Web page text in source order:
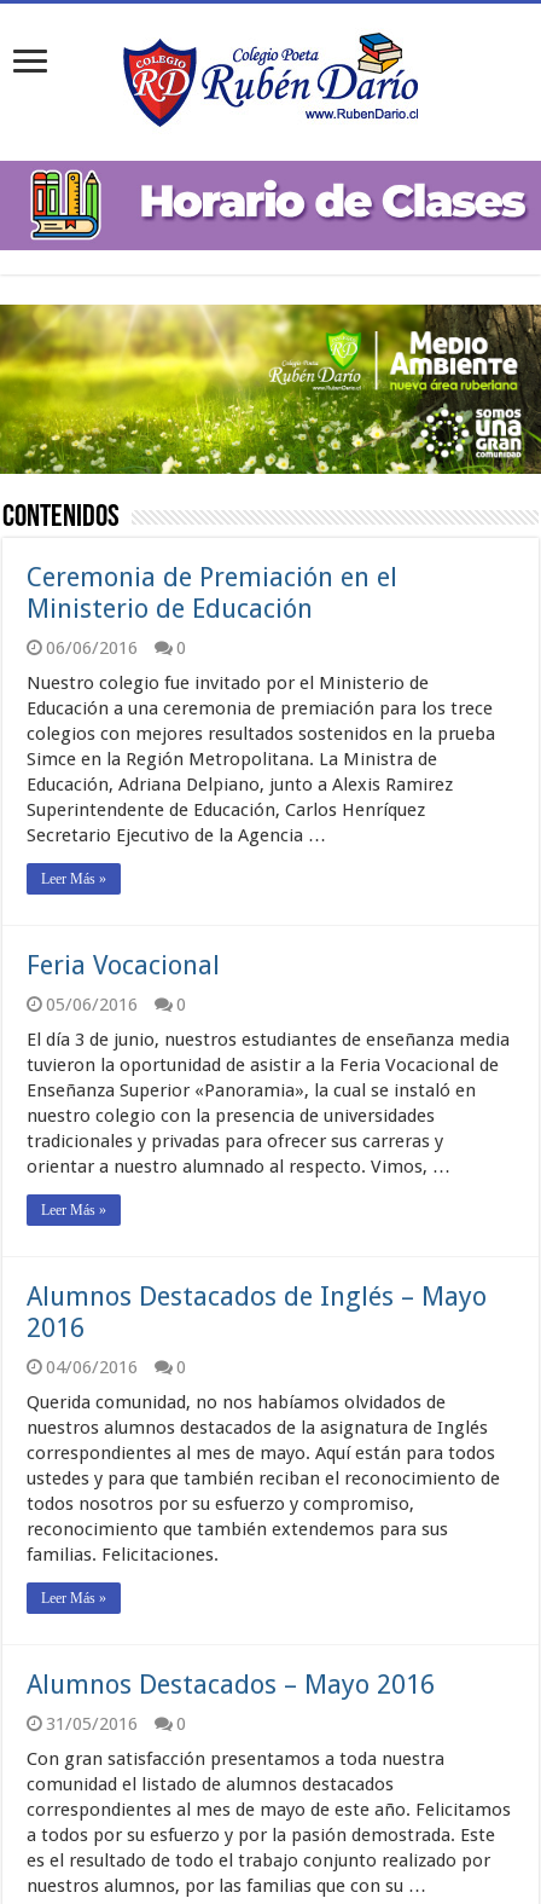
Contenidos
Ceremonia de Premiación en el
Ministerio de Educación
06/06/2016
0
Nuestro colegio fue invitado por el Ministerio de
Educación a una ceremonia de premiación para los trece
colegios con mejores resultados sostenidos en la prueba
Simce en la Región Metropolitana. La Ministra de
Educación, Adriana Delpiano, junto a Alexis Ramirez
Superintendente de Educación, Carlos Henríquez
Secretario Ejecutivo de la Agencia …
Leer Más »
Feria Vocacional
05/06/2016
0
El día 3 de junio, nuestros estudiantes de enseñanza media
tuvieron la oportunidad de asistir a la Feria Vocacional de
Enseñanza Superior «Panoramia», la cual se instaló en
nuestro colegio con la presencia de universidades
tradicionales y privadas para ofrecer sus carreras y
orientar a nuestro alumnado al respecto. Vimos, …
Leer Más »
Alumnos Destacados de Inglés – Mayo
2016
04/06/2016
0
Querida comunidad, no nos habíamos olvidados de
nuestros alumnos destacados de la asignatura de Inglés
correspondientes al mes de mayo. Aquí están para todos
ustedes y para que también reciban el reconocimiento de
todos nosotros por su esfuerzo y compromiso,
reconocimiento que también extendemos para sus
familias. Felicitaciones.
Leer Más »
Alumnos Destacados – Mayo 2016
31/05/2016
0
Con gran satisfacción presentamos a toda nuestra
comunidad el listado de alumnos destacados
correspondientes al mes de mayo de este año. Felicitamos
a todos por su esfuerzo y por la pasión demostrada. Este
es el resultado de todo el trabajo conjunto realizado por
nuestros alumnos, por las familias que con su …